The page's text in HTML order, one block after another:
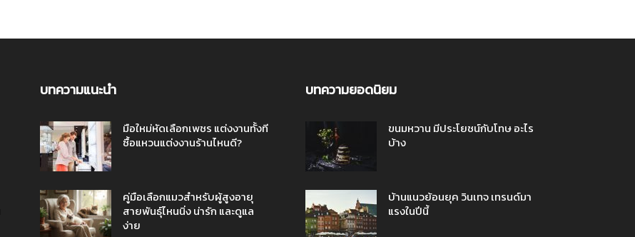
บทความแนะนำ
มือใหม่หัดเลือกเพชร แต่งงานทั้งที
ซื้อแหวนแต่งงานร้านไหนดี?
คู่มือเลือกแมวสำหรับผู้สูงอายุ
สายพันธุ์ไหนนิ่ง น่ารัก และดูแล
ง่าย
บทความยอดนิยม
ขนมหวาน มีประโยชน์กับโทษ อะไร
บ้าง
บ้านแนวย้อนยุค วินเทจ เทรนด์มา
แรงในปีนี้